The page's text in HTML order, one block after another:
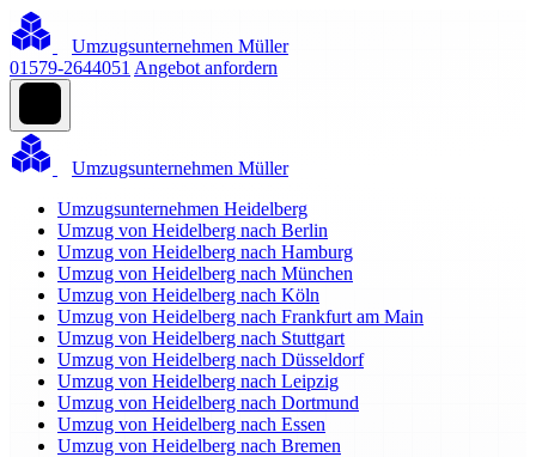
Umzugsunternehmen Müller
01579-2644051 Angebot anfordern
Umzugsunternehmen Müller
Umzugsunternehmen Heidelberg
Umzug von Heidelberg nach Berlin
Umzug von Heidelberg nach Hamburg
Umzug von Heidelberg nach München
Umzug von Heidelberg nach Köln
Umzug von Heidelberg nach Frankfurt am Main
Umzug von Heidelberg nach Stuttgart
Umzug von Heidelberg nach Düsseldorf
Umzug von Heidelberg nach Leipzig
Umzug von Heidelberg nach Dortmund
Umzug von Heidelberg nach Essen
Umzug von Heidelberg nach Bremen